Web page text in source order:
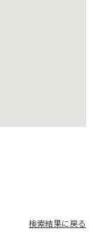
検索結果に戻る